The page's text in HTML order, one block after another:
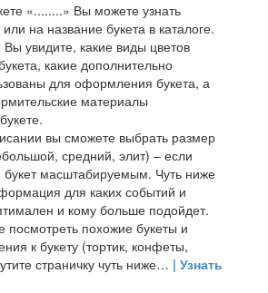
«........» Вы можете узнать
на название букета в каталоге.
увидите, какие виды цветов
какие дополнительно
для оформления букета, а
материалы
вы сможете выбрать размер
средний, элит) – если
масштабируемым. Чуть ниже
для каких событий и
и кому больше подойдет.
посмотреть похожие букеты и
к букету (тортик, конфеты,
страничку чуть ниже… | Узнать